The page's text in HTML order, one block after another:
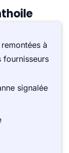
à
fournisseurs
signalée